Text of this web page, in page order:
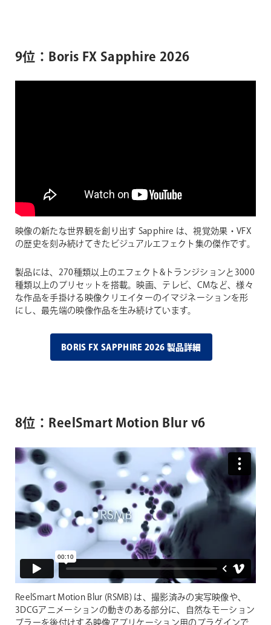
9位：Boris FX Sapphire 2026
映像の新たな世界観を創り出す Sapphire は、視覚効果・VFX
の歴史を刻み続けてきたビジュアルエフェクト集の傑作です。
製品には、270種類以上のエフェクト&トランジションと3000
種類以上のプリセットを搭載。映画、テレビ、CMなど、様々
な作品を手掛ける映像クリエイターのイマジネーションを形
にし、最先端の映像作品を生み続けています。
BORIS FX SAPPHIRE 2026 製品詳細
8位：ReelSmart Motion Blur v6
ReelSmart Motion Blur (RSMB) は、撮影済みの実写映像や、
3DCGアニメーションの動きのある部分に、自然なモーション